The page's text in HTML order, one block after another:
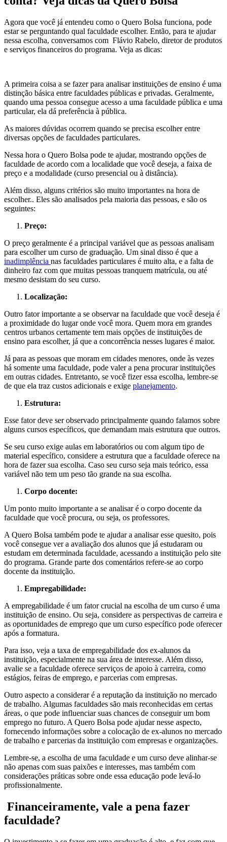
Agora que você já entendeu como o Quero Bolsa funciona, pode
estar se perguntando qual faculdade escolher. Então, para te ajudar
nessa escolha, conversamos com Flávio Rabelo, diretor de produtos
e serviços financeiros do programa. Veja as dicas:
A primeira coisa a se fazer para analisar instituições de ensino é uma
distinção básica entre faculdades públicas e privadas. Geralmente,
quando uma pessoa consegue acesso a uma faculdade pública e uma
particular, ela dá preferência à pública.
As maiores dúvidas ocorrem quando se precisa escolher entre
diversas opções de faculdades particulares.
Nessa hora o Quero Bolsa pode te ajudar, mostrando opções de
faculdade de acordo com a localidade que você deseja, a faixa de
preço e a modalidade (curso presencial ou à distância).
Além disso, alguns critérios são muito importantes na hora de
escolher.. Eles são analisados pela maioria das pessoas, e são os
seguintes:
Preço:
O preço geralmente é a principal variável que as pessoas analisam
para escolher um curso de graduação. Um sinal disso é que a
inadimplência nas faculdades particulares é muito alta, e a falta de
dinheiro faz com que muitas pessoas tranquem matrícula, ou até
mesmo desistam do seu curso.
Localização:
Outro fator importante a se observar na faculdade que você deseja é
a proximidade do lugar onde você mora. Quem mora em grandes
centros urbanos certamente tem mais opções de instituições de
ensino para escolher, já que a concorrência nesses lugares é maior.
Já para as pessoas que moram em cidades menores, onde às vezes
há somente uma faculdade, pode valer a pena procurar instituições
em outras cidades. Entretanto, se você fizer essa escolha, lembre-se
de que ela traz custos adicionais e exige planejamento.
Estrutura:
Esse fator deve ser observado principalmente quando falamos sobre
alguns cursos específicos, que demandam mais estrutura que outros.
Se seu curso exige aulas em laboratórios ou com algum tipo de
material específico, considere a estrutura que a faculdade oferece na
hora de fazer sua escolha. Caso seu curso seja mais teórico, essa
variável não tem um peso tão grande na sua escolha.
Corpo docente:
Um ponto muito importante a se analisar é o corpo docente da
faculdade que você procura, ou seja, os professores.
A Quero Bolsa também pode te ajudar a analisar esse quesito, pois
você consegue ver a avaliação dos alunos que já estudaram ou
estudam em determinada faculdade, acessando a instituição pelo site
do programa. Grande parte dos comentários refere-se ao corpo
docente da instituição.
Empregabilidade:
A empregabilidade é um fator crucial na escolha de um curso é uma
instituição de ensino. Ou seja, considere as perspectivas de carreira e
as oportunidades de emprego que um curso específico pode oferecer
após a formatura.
Para isso, veja a taxa de empregabilidade dos ex-alunos da
instituição, especialmente na sua área de interesse. Além disso,
avalie se a faculdade oferece serviços de apoio à carreira, como
estágios, feiras de emprego, e parcerias com empresas.
Outro aspecto a considerar é a reputação da instituição no mercado
de trabalho. Algumas faculdades são mais reconhecidas em certas
áreas, o que pode influenciar suas chances de conseguir um bom
emprego no futuro. A Quero Bolsa pode ajudar nesse aspecto,
fornecendo informações sobre a colocação de ex-alunos no mercado
de trabalho e parcerias da instituição com empresas e organizações.
Lembre-se, a escolha de uma faculdade e um curso deve alinhar-se
não apenas com suas paixões e interesses, mas também com
considerações práticas sobre onde essa educação pode levá-lo
profissionalmente.
Financeiramente, vale a pena fazer
faculdade?